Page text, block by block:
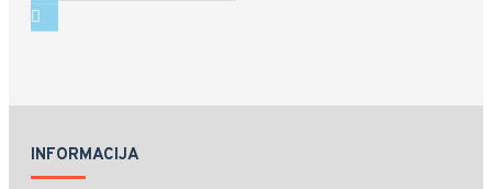
INFORMACIJA